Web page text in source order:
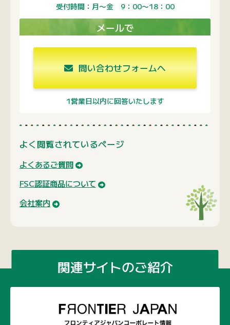
受付時間：月〜金 9：00〜18：00
メールで
問い合わせフォームへ
1営業日以内に回答いたします
よく閲覧されているページ
よくあるご質問
FSC認証商品について
会社案内
関連サイトのご紹介